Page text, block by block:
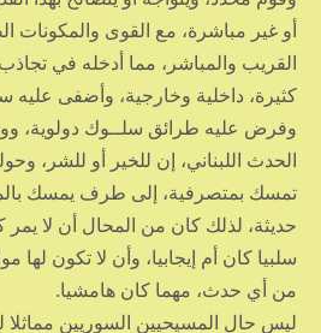
أو غير مباشرة، مع القوى والمكونات
القريب والمباشر، مما أدخله في
كثيرة، داخلية وخارجية، وأضفى عليه
وفرض عليه طرائق سلــوك دولوية،
الحدث اللبناني، إن للخير أو للشر،
تمسك بمتصرفية، إلى طرف يمسك
حديثة، لذلك كان من المحال أن لا يمر
سلبيا كان أم إيجابيا، وأن لا تكون
من أي حدث، مهما كان هامشيا.
ليس حال المسيحيين السوريين مماثلا